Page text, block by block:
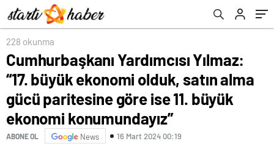
paritesine göre ise 11. büyük ekonomi
konumundayız”
228 okunma
Cumhurbaşkanı Yardımcısı Yılmaz:
“17. büyük ekonomi olduk, satın alma
gücü paritesine göre ise 11. büyük
ekonomi konumundayız”
ABONE OL News 16 Mart 2024 00:19